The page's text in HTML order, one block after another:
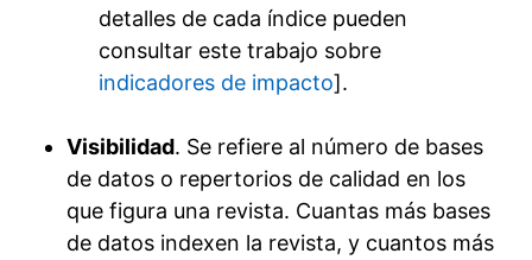
detalles de cada índice pueden
consultar este trabajo sobre
indicadores de impacto].
Visibilidad. Se refiere al número de bases
de datos o repertorios de calidad en los
que figura una revista. Cuantas más bases
de datos indexen la revista, y cuantos más